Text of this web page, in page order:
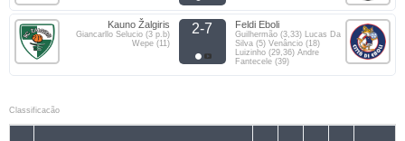
Kauno Žalgiris
Giancarllo Selucio (3 p.b)
Wepe (11)
2-7 Feldi Eboli
Guilhermão (3,33) Lucas Da
Silva (5) Venâncio (18)
Luizinho (29,36) Andre
Fantecele (39)
Classificacão